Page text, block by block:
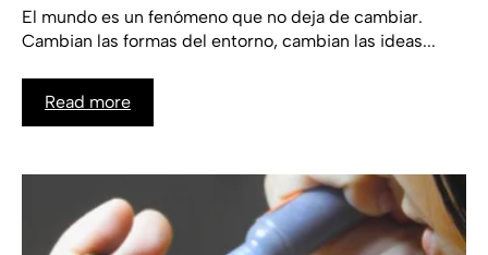
El mundo es un fenómeno que no deja de cambiar.
Cambian las formas del entorno, cambian las ideas...
Read more